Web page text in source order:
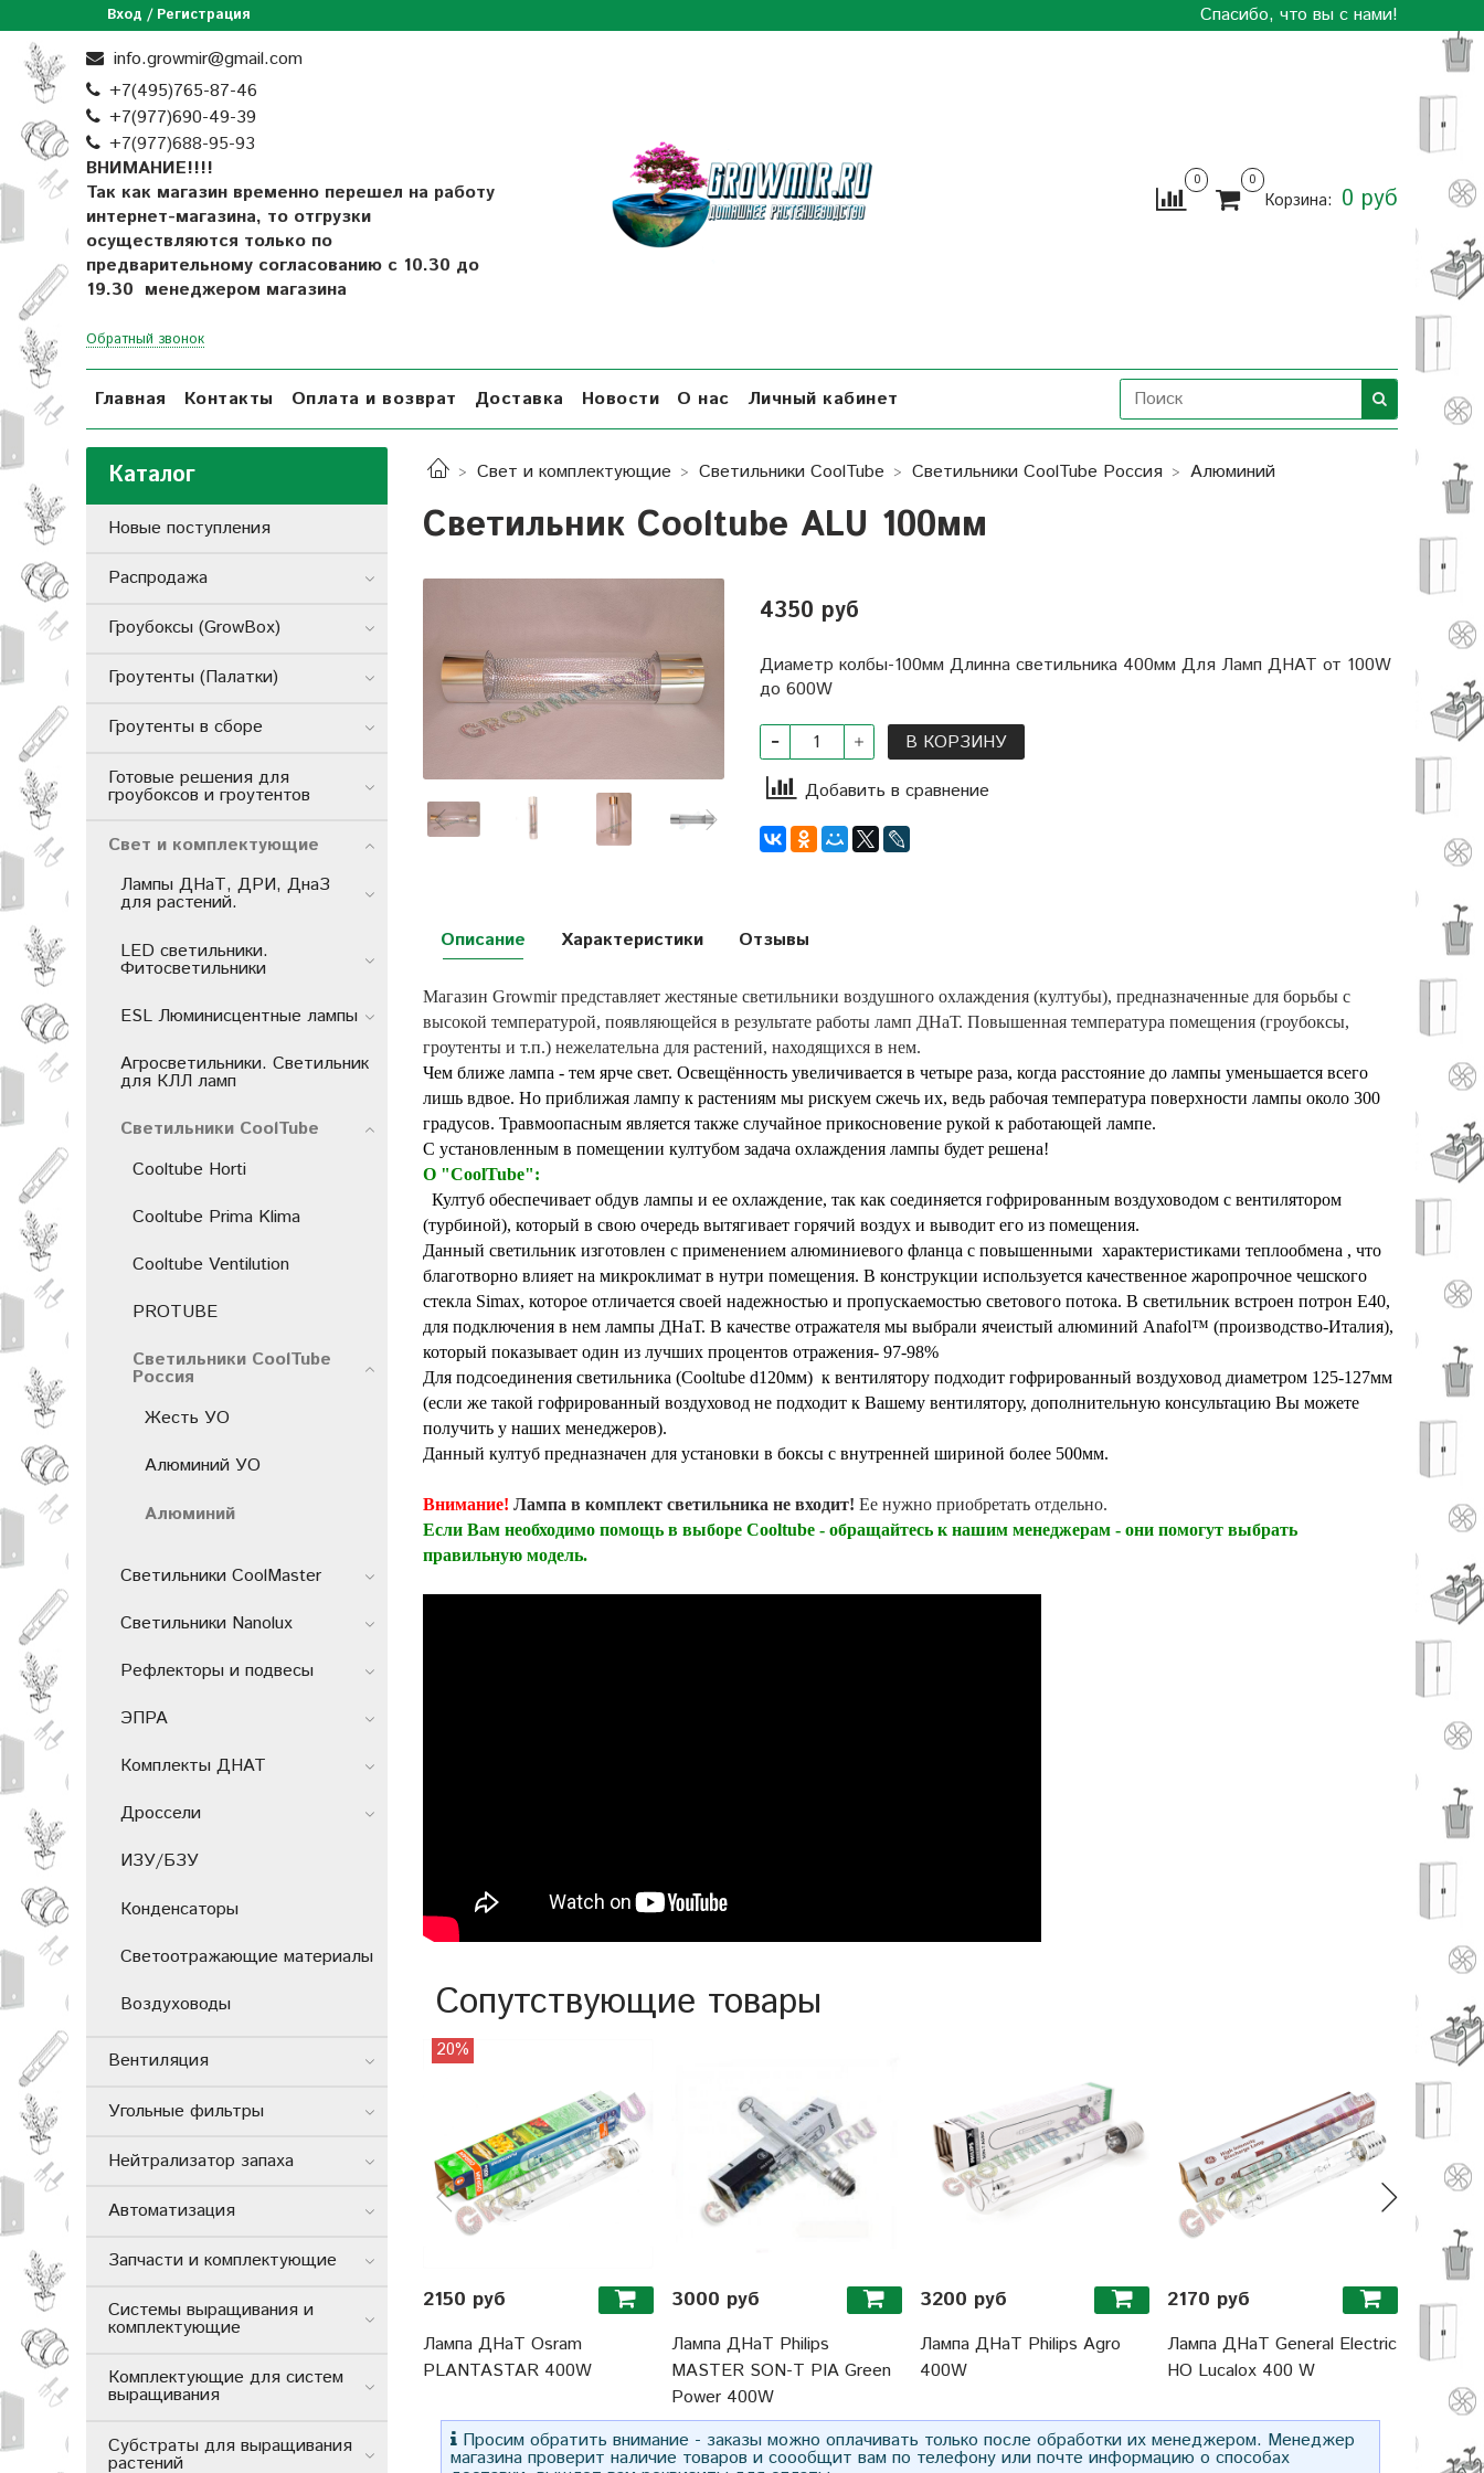
Вход / Регистрация
Спасибо, что вы с нами!
info.growmir@gmail.com
+7(495)765-87-46
+7(977)690-49-39
+7(977)688-95-93
ВНИМАНИЕ!!!!
Так как магазин временно перешел на работу
интернет-магазина, то отгрузки
осуществляются только по
предварительному согласованию с 10.30 до
19.30 менеджером магазина
Обратный звонок
0 0
Корзина: 0 руб
Главная Контакты Оплата и возврат Доставка Новости О нас Личный кабинет
Свет и комплектующие Светильники СoolTube Светильники СoolTube Россия Алюминий
Светильник Cooltube ALU 100мм
4350 руб
Диаметр колбы-100мм Длинна светильника 400мм Для Ламп ДНАТ от 100W
до 600W
В КОРЗИНУ
Добавить в сравнение
Описание
Магазин Growmir представляет жестяные светильники воздушного охлаждения (култубы), предназначенные для борьбы с
высокой температурой, появляющейся в результате работы ламп ДНаТ. Повышенная температура помещения (гроубоксы,
гроутенты и т.п.) нежелательна для растений, находящихся в нем.
Чем ближе лампа - тем ярче свет. Освещённость увеличивается в четыре раза, когда расстояние до лампы уменьшается всего
лишь вдвое. Но приближая лампу к растениям мы рискуем сжечь их, ведь рабочая температура поверхности лампы около 300
градусов. Травмоопасным является также случайное прикосновение рукой к работающей лампе.
С установленным в помещении култубом задача охлаждения лампы будет решена!
О "CoolTube":
Култуб обеспечивает обдув лампы и ее охлаждение, так как соединяется гофрированным воздуховодом с вентилятором
(турбиной), который в свою очередь вытягивает горячий воздух и выводит его из помещения.
Данный светильник изготовлен с применением алюминиевого фланца с повышенными характеристиками теплообмена , что
благотворно влияет на микроклимат в нутри помещения. В конструкции используется качественное жаропрочное чешского
стекла Simax, которое отличается своей надежностью и пропускаемостью светового потока. В светильник встроен потрон E40,
для подключения в нем лампы ДНаТ. В качестве отражателя мы выбрали ячеистый алюминий Anafol™ (производство-Италия),
который показывает один из лучших процентов отражения- 97-98%
Для подсоединения светильника (Cooltube d120мм) к вентилятору подходит гофрированный воздуховод диаметром 125-127мм
(если же такой гофрированный воздуховод не подходит к Вашему вентилятору, дополнительную консультацию Вы можете
получить у наших менеджеров).
Данный култуб предназначен для установки в боксы с внутренней шириной более 500мм.
Внимание! Лампа в комплект светильника не входит! Ее нужно приобретать отдельно.
Если Вам необходимо помощь в выборе Cooltube - обращайтесь к нашим менеджерам - они помогут выбрать
правильную модель.
Характеристики Отзывы
Сопутствующие товары
20%
2150 руб
Лампа ДНаТ Osram
PLANTASTAR 400W
3000 руб
Лампа ДНаТ Philips
MASTER SON-T PIA Green
Power 400W
3200 руб
Лампа ДНаТ Philips Agro
400W
2170 руб
Лампа ДНаТ General Electric
HO Lucalox 400 W
5070
Просим обратить внимание - заказы можно оплачивать только после обработки их менеджером. Менеджер
магазина проверит наличие товаров и соообщит вам по телефону или почте информацию о способах
Каталог
Новые поступления
Распродажа
Гроубоксы (GrowBox)
Гроутенты (Палатки)
Гроутенты в сборе
Готовые решения для
гроубоксов и гроутентов
Свет и комплектующие
Лампы ДНаТ, ДРИ, ДнаЗ
для растений.
LED светильники.
Фитосветильники
ESL Люминисцентные лампы
Агросветильники. Светильник
для КЛЛ ламп
Светильники СoolTube
Cooltube Horti
Cooltube Prima Klima
Cooltube Ventilution
PROTUBE
Светильники СoolTube
Россия
Жесть УО
Алюминий УО
Алюминий
Светильники CoolMaster
Светильники Nanolux
Рефлекторы и подвесы
ЭПРА
Комплекты ДНАТ
Дроссели
ИЗУ/БЗУ
Конденсаторы
Светоотражающие материалы
Воздуховоды
Вентиляция
Угольные фильтры
Нейтрализатор запаха
Автоматизация
Запчасти и комплектующие
Системы выращивания и
комплектующие
Комплектующие для систем
выращивания
Субстраты для выращивания
растений